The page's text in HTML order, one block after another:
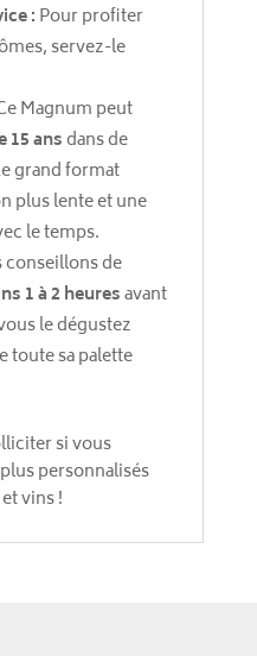
: Pour profiter
servez-le
Magnum peut
15 ansdans de
grand format
plus lente et une
le temps.
conseillons de
1 à 2 heuresavant
le dégustez
toute sa palette
si vous
personnalisés
vins !